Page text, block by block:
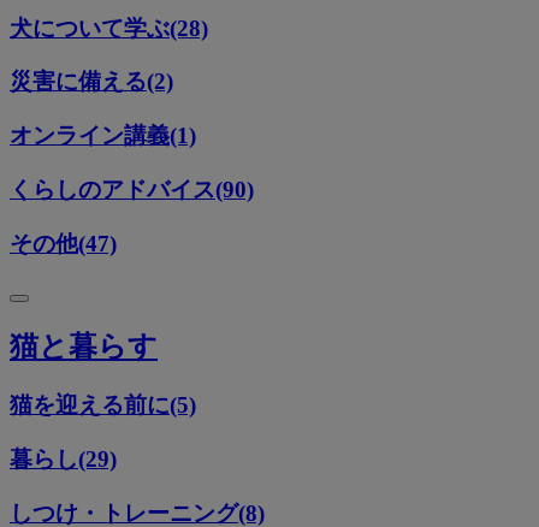
犬について学ぶ(28)
災害に備える(2)
オンライン講義(1)
くらしのアドバイス(90)
その他(47)
猫と暮らす
猫を迎える前に(5)
暮らし(29)
しつけ・トレーニング(8)